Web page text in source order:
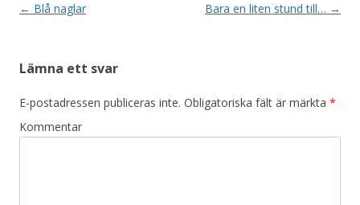
Inläggsnavigering
← Blå naglar Bara en liten stund till… →
Lämna ett svar
E-postadressen publiceras inte. Obligatoriska fält är märkta *
Kommentar